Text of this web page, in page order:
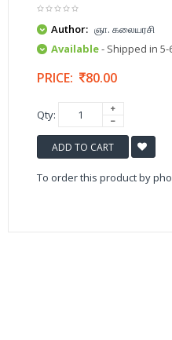
Author: ஞா. கலையரசி
Available- Shipped in
PRICE: 80.00
Qty:
ADD TO CART
To order this product by